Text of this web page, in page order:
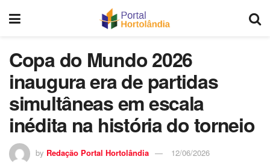
Copa do Mundo 2026
inaugura era de partidas
simultâneas em escala
inédita na história do torneio
by Redação Portal Hortolândia 12/06/2026